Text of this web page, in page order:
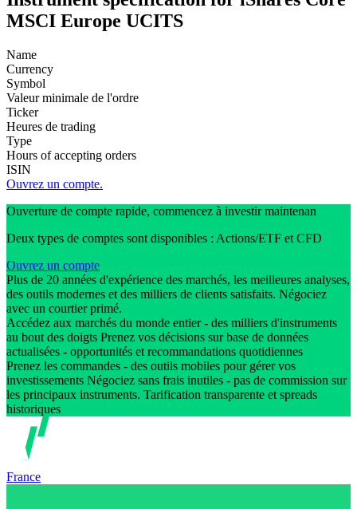
MSCI Europe UCITS
Name
Currency
Symbol
Valeur minimale de l'ordre
Ticker
Heures de trading
Type
Hours of accepting orders
ISIN
Ouvrez un compte.
Ouverture de compte rapide, commencez à investir maintenan
Deux types de comptes sont disponibles : Actions/ETF et CFD
Ouvrez un compte
Plus de 20 années d'expérience des marchés, les meilleures analyses,
des outils modernes et des milliers de clients satisfaits. Négociez
avec un courtier primé.
Accédez aux marchés du monde entier - des milliers d'instruments
au bout des doigts Prenez vos décisions sur base de données
actualisées - opportunités et recommandations quotidiennes
Prenez les commandes - des outils mobiles pour gérer vos
investissements Négociez sans frais inutiles - pas de commission sur
les principaux instruments. Tarification transparente et spreads
historiques
France